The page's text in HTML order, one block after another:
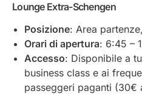
Lounge Extra-Schengen
Posizione: Area
Orari di apertura: 6:45 –
Accesso: Disponibile a
business class e ai
passeggeri paganti (30€